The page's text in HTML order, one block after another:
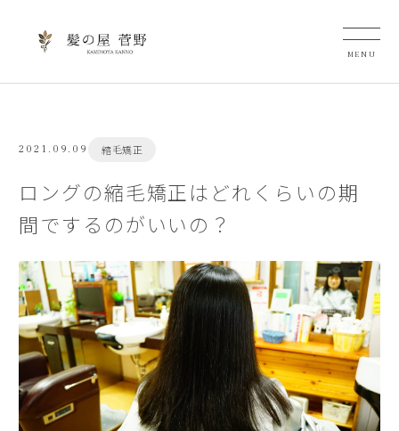
2021.09.09 縮毛矯正
ロングの縮毛矯正はどれくらいの期
間でするのがいいの？